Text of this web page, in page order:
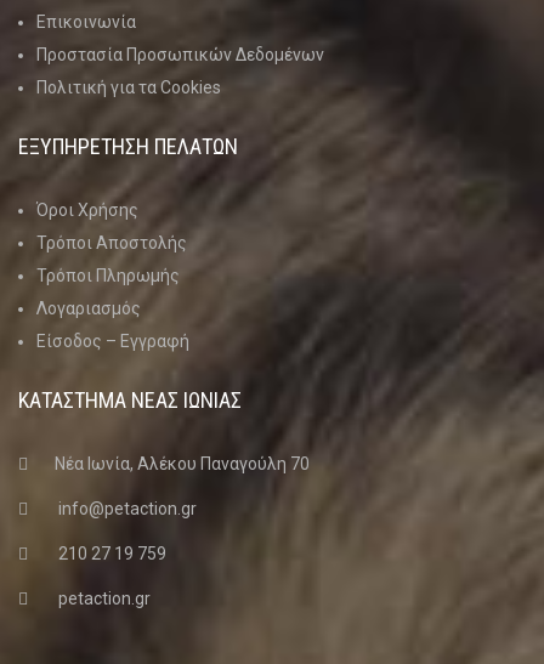
Επικοινωνία
Προστασία Προσωπικών Δεδομένων
Πολιτική για τα Cookies
ΕΞΥΠΗΡΕΤΗΣΗ ΠΕΛΑΤΩΝ
Όροι Χρήσης
Τρόποι Αποστολής
Τρόποι Πληρωμής
Λογαριασμός
Είσοδος – Εγγραφή
ΚΑΤΑΣΤΗΜΑ ΝΈΑΣ ΙΩΝΊΑΣ
Νέα Ιωνία, Αλέκου Παναγούλη 70
info@petaction.gr
210 27 19 759
petaction.gr